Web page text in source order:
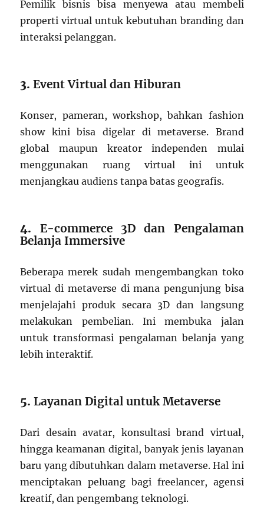
Pemilik bisnis bisa menyewa atau membeli
properti virtual untuk kebutuhan branding dan
interaksi pelanggan.
3.Event Virtual dan Hiburan
Konser, pameran, workshop, bahkan fashion
show kini bisa digelar di metaverse. Brand
global maupun kreator independen mulai
menggunakan ruang virtual ini untuk
menjangkau audiens tanpa batas geografis.
4. E-commerce 3D dan Pengalaman
Belanja Immersive
Beberapa merek sudah mengembangkan toko
virtual di metaverse di mana pengunjung bisa
menjelajahi produk secara 3D dan langsung
melakukan pembelian. Ini membuka jalan
untuk transformasi pengalaman belanja yang
lebih interaktif.
5.Layanan Digital untuk Metaverse
Dari desain avatar, konsultasi brand virtual,
hingga keamanan digital, banyak jenis layanan
baru yang dibutuhkan dalam metaverse. Hal ini
menciptakan peluang bagi freelancer, agensi
kreatif, dan pengembang teknologi.